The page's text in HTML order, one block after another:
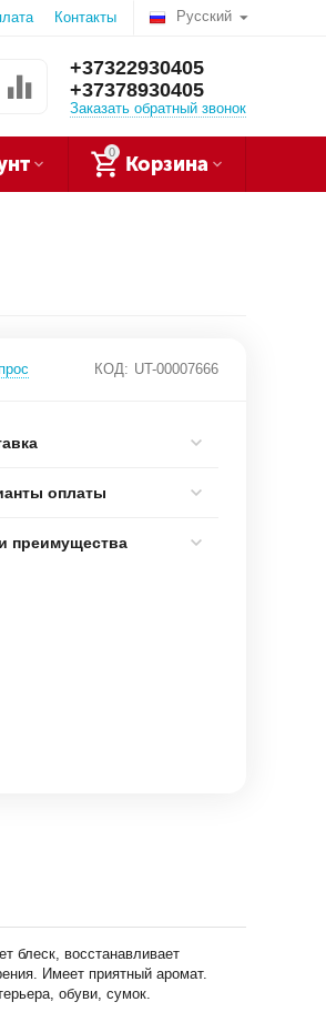
Русский
Контакты
+37322930405
+37378930405
Заказать обратный звонок
0
Корзина
КОД: UT-00007666
оплаты
преимущества
блеск, восстанавливает
Имеет приятный аромат.
обуви, сумок.